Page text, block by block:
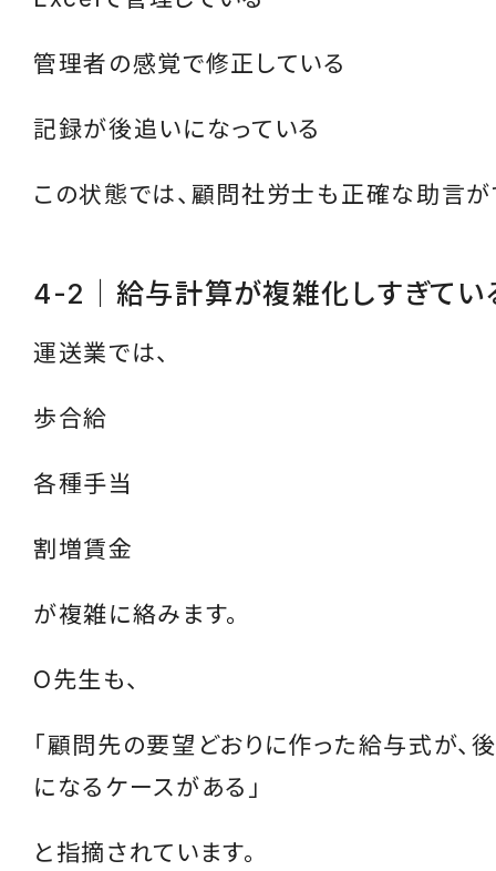
管理者の感覚で修正している
記録が後追いになっている
この状態では、顧問社労士も正確な助言が
4-2｜給与計算が複雑化しすぎてい
運送業では、
歩合給
各種手当
割増賃金
が複雑に絡みます。
O先生も、
「顧問先の要望どおりに作った給与式が、
になるケースがある」
と指摘されています。